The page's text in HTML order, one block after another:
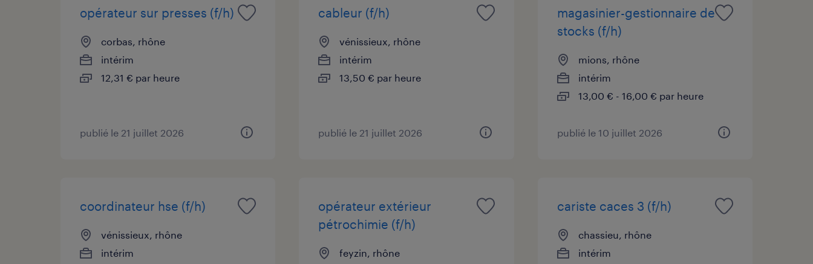
opérateur sur presses (f/h)
corbas, rhône
intérim
12,31 € par heure
publié le 21 juillet 2026
cableur (f/h)
vénissieux, rhône
intérim
13,50 € par heure
publié le 21 juillet 2026
magasinier-gestionnaire de
stocks (f/h)
mions, rhône
intérim
13,00 € - 16,00 € par heure
publié le 10 juillet 2026
coordinateur hse (f/h)
vénissieux, rhône
intérim
opérateur extérieur
pétrochimie (f/h)
feyzin, rhône
cariste caces 3 (f/h)
chassieu, rhône
intérim